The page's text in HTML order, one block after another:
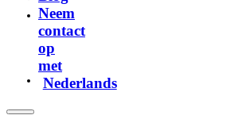
Neem
contact
op
met
Nederlands